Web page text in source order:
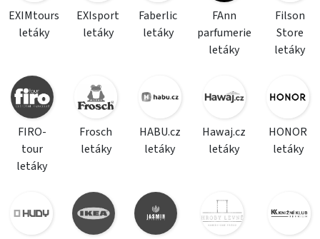
EXIMtours
letáky
EXIsport
letáky
Faberlic
letáky
FAnn
parfumerie
letáky
Filson
Store
letáky
FIRO-
tour
letáky
Frosch
letáky
HABU.cz
letáky
Hawaj.cz
letáky
HONOR
letáky